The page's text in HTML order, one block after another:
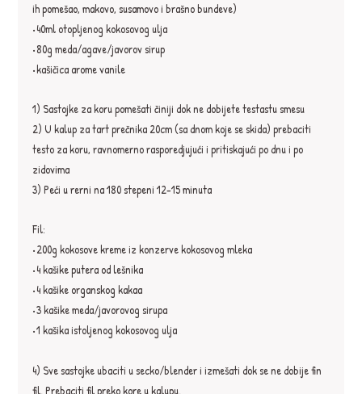
ih pomešao, makovo, susamovo i brašno bundeve)
•40ml otopljenog kokosovog ulja⁣
•80g meda/agave/javorov sirup⁣
•kašičica arome vanile⁣
1) Sastojke za koru pomešati činiji dok ne dobijete testastu smesu⁣
2) U kalup za tart prečnika 20cm (sa dnom koje se skida) prebaciti
testo za koru, ravnomerno rasporedjujući i pritiskajući po dnu i po
zidovima⁣
3) Peći u rerni na 180 stepeni 12-15 minuta
Fil:⁣
•200g kokosove kreme iz konzerve kokosovog mleka⁣
•4 kašike putera od lešnika
•4 kašike organskog kakaa⁣
•3 kašike meda/javorovog sirupa⁣
•1 kašika istoljenog kokosovog ulja
4) Sve sastojke ubaciti u secko/blender i izmešati dok se ne dobije fin
fil. Prebaciti fil preko kore u kalupu.